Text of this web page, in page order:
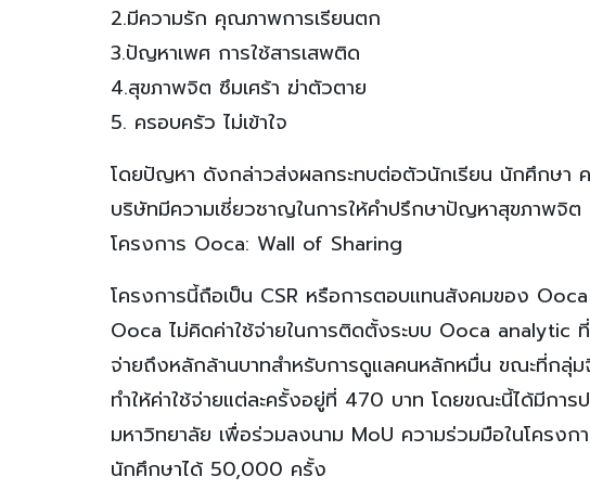
2.มีความรัก คุณภาพการเรียนตก
3.ปัญหาเพศ การใช้สารเสพติด
4.สุขภาพจิต ซึมเศร้า ฆ่าตัวตาย
5. ครอบครัว ไม่เข้าใจ
โดยปัญหา ดังกล่าวส่งผลกระทบต่อตัวนักเรียน นักศึกษา
บริษัทมีความเชี่ยวชาญในการให้คำปรึกษาปัญหาสุขภาพจิ
โครงการ Ooca: Wall of Sharing
โครงการนี้ถือเป็น CSR หรือการตอบแทนสังคมของ
Ooca ไม่คิดค่าใช้จ่ายในการติดตั้งระบบ Ooca
จ่ายถึงหลักล้านบาทสำหรับการดูแลคนหลักหมื่น ขณะที่ก
ทำให้ค่าใช้จ่ายแต่ละครั้งอยู่ที่ 470 บาท โดยขณะนี้ได้มีการ
มหาวิทยาลัย เพื่อร่วมลงนาม MoU ความร่วมมือในโครงก
นักศึกษาได้ 50,000 ครั้ง